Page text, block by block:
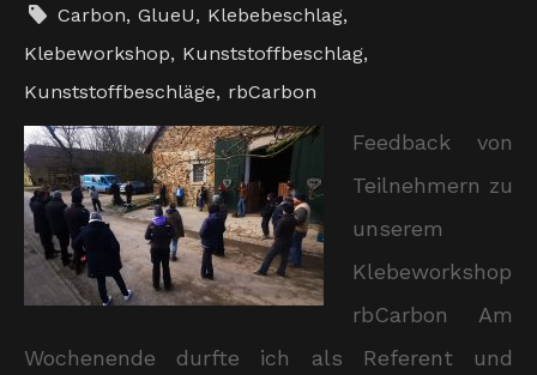
Carbon,GlueU, Klebebeschlag,
Klebeworkshop, Kunststoffbeschlag,
Kunststoffbeschläge, rbCarbon
Feedback von
Teilnehmern zu
unserem
Klebeworkshop
rbCarbon Am
Wochenende durfte ich als Referent und